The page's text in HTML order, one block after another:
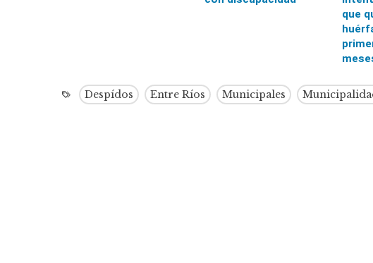
que
Despídos Entre Ríos Municipales